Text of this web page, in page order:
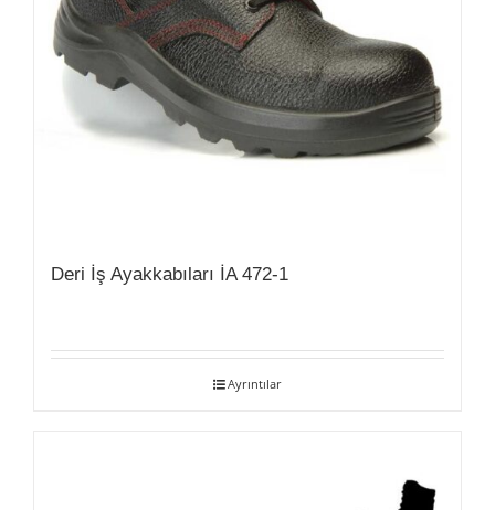
Deri İş Ayakkabıları İA 472-1
Ayrıntılar